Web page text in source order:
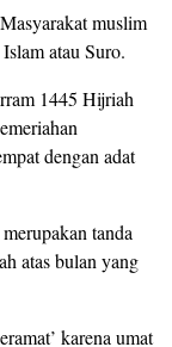
muslim
atau Suro.
1445 Hijriah
dengan adat
tanda
atas bulan yang
karena umat